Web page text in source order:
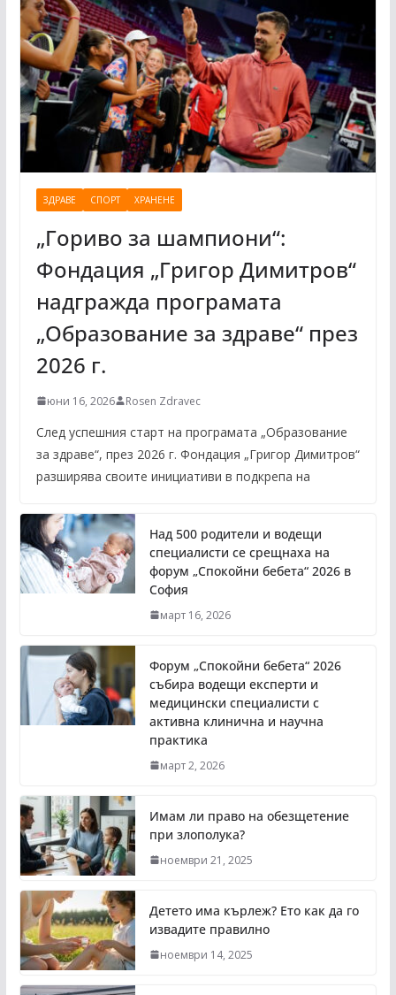
ЗДРАВЕ СПОРТ ХРАНЕНЕ
„Гориво за шампиони“:
Фондация „Григор Димитров“
надгражда програмата
„Образование за здраве“ през
2026 г.
юни 16, 2026 Rosen Zdravec
След успешния старт на програмата „Образование
за здраве“, през 2026 г. Фондация „Григор Димитров“
разширява своите инициативи в подкрепа на
Над 500 родители и водещи
специалисти се срещнаха на
форум „Спокойни бебета“ 2026 в
София
март 16, 2026
Форум „Спокойни бебета“ 2026
събира водещи експерти и
медицински специалисти с
активна клинична и научна
практика
март 2, 2026
Имам ли право на обезщетение
при злополука?
ноември 21, 2025
Детето има кърлеж? Ето как да го
извадите правилно
ноември 14, 2025